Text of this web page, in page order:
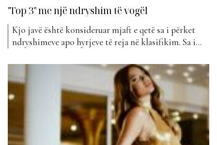
"Top 3" me një ndryshim të vogël
Kjo javë është konsideruar mjaft e qetë sa i përket
ndryshimeve apo hyrjeve të reja në klasifikim. Sa i
vogël dhe është pikërisht një surprizë për fansat e
Gjikos dhe Melindës. Bashkëpunimi i tyre më i ri,
“X5” ka patur vëmendjen...